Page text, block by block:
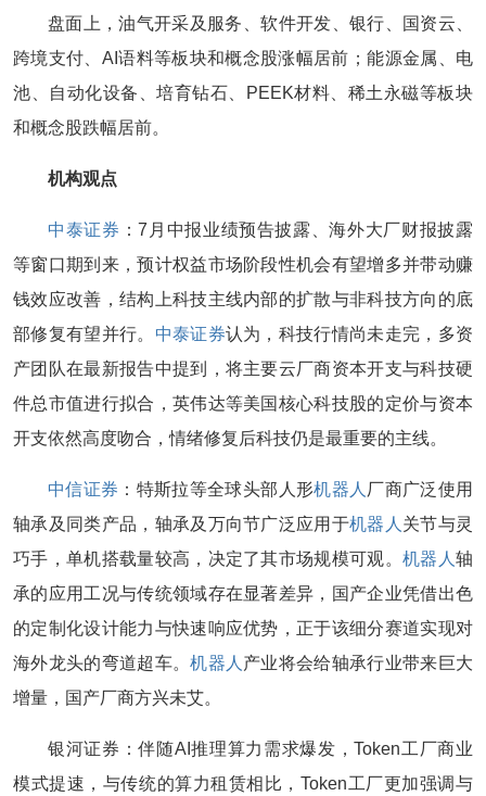
盘面上，油气开采及服务、软件开发、银行、国资云、
跨境支付、AI语料等板块和概念股涨幅居前；能源金属、电
池、自动化设备、培育钻石、PEEK材料、稀土永磁等板块
和概念股跌幅居前。
机构观点
中泰证券 ：7月中报业绩预告披露、海外大厂财报披露
等窗口期到来，预计权益市场阶段性机会有望增多并带动赚
钱效应改善，结构上科技主线内部的扩散与非科技方向的底
部修复有望并行。 中泰证券认为，科技行情尚未走完，多资
产团队在最新报告中提到，将主要云厂商资本开支与科技硬
件总市值进行拟合，英伟达等美国核心科技股的定价与资本
开支依然高度吻合，情绪修复后科技仍是最重要的主线。
中信证券 ：特斯拉等全球头部人形机器人 厂商广泛使用
轴承及同类产品，轴承及万向节广泛应用于机器人 关节与灵
巧手，单机搭载量较高，决定了其市场规模可观。机器人轴
承的应用工况与传统领域存在显著差异，国产企业凭借出色
的定制化设计能力与快速响应优势，正于该细分赛道实现对
海外龙头的弯道超车。机器人 产业将会给轴承行业带来巨大
增量，国产厂商方兴未艾。
银河证券：伴随AI推理算力需求爆发，Token工厂商业
模式提速，与传统的算力租赁相比，Token工厂更加强调与